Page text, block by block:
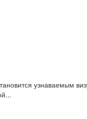
узнаваемым